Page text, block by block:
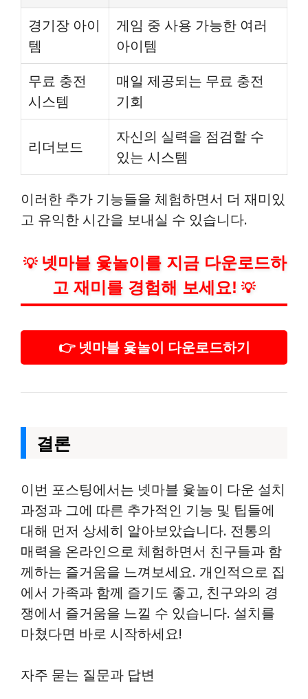
경기장 아이
템
게임 중 사용 가능한 여러
아이템
무료 충전
시스템
매일 제공되는 무료 충전
기회
리더보드
자신의 실력을 점검할 수
있는 시스템
이러한 추가 기능들을 체험하면서 더 재미있
고 유익한 시간을 보내실 수 있습니다.
💡 넷마블 윷놀이를 지금 다운로드하
고 재미를 경험해 보세요! 💡
👉 넷마블 윷놀이 다운로드하기
결론
이번 포스팅에서는 넷마블 윷놀이 다운 설치
과정과 그에 따른 추가적인 기능 및 팁들에
대해 먼저 상세히 알아보았습니다. 전통의
매력을 온라인으로 체험하면서 친구들과 함
께하는 즐거움을 느껴보세요. 개인적으로 집
에서 가족과 함께 즐기도 좋고, 친구와의 경
쟁에서 즐거움을 느낄 수 있습니다. 설치를
마쳤다면 바로 시작하세요!
자주 묻는 질문과 답변